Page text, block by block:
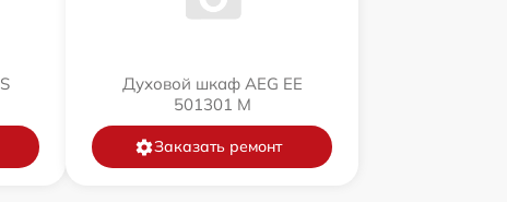
Духовой шкаф AEG EE
501301 M
Заказать ремонт